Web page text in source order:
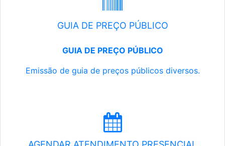
GUIA DE PREÇO PÚBLICO
GUIA DE PREÇO PÚBLICO
Emissão de guia de preços públicos diversos.